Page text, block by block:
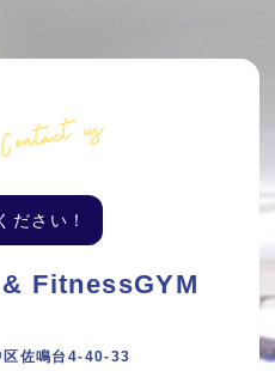
Contact us
ださい！
FitnessGYM
佐鳴台4-40-33